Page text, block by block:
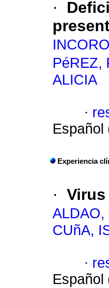
·
PéREZ,
ALICIA
·
Español
Experiencia
·
ALDAO,
CUñA,
·
Español